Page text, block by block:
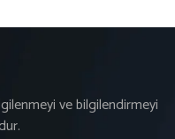
ve bilgilendirmeyi